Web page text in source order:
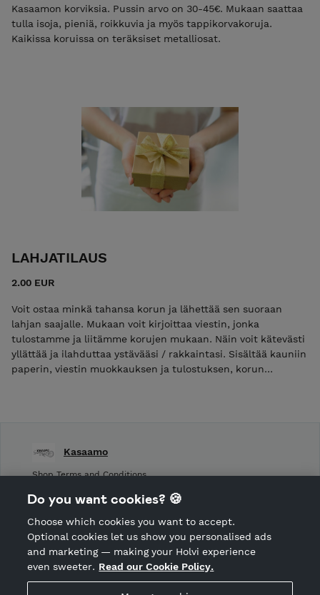
Kasaamon korviksia. Pussin arvo on 30-45€. Mukaan saattaa
tulla isoja, pieniä, roikkuvia ja myös tappikorvakoruja.
Kaikissa koruissa on teräksiset metalliosat.
LAHJATILAUS
2.00 EUR
Voit ostaa minkä tahansa korun ja lähettää sen suoraan
lahjan saajalle. Mukaan voit kirjoittaa viestin, jonka
tulostamme ja liitämme korujen mukaan. Näin voit kätevästi
yllättää ja ilahduttaa ystävääsi / rakkaintasi. Sisältää kauniin
paperin, viestin muokkauksen ja tulostuksen, korun
Hosted by Holvi
Kasaamo
Shop Terms and Conditions
Cancellation policy
CANCEL ORDER
Do you want cookies? 🍪
Choose which cookies you want to accept.
Optional cookies let us show you personalised ads
and marketing — making your Holvi experience
even sweeter. Read our Cookie Policy.